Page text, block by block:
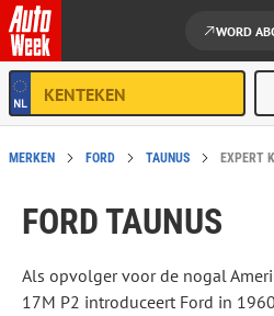
Ga naar de inhoud
WORD
MERKEN FORD TAUNUS
FORD TAUNUS
Als opvolger voor de nogal
17M P2 introduceert Ford in